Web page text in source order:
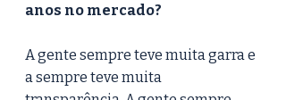
anos no mercado?
A gente sempre teve muita garra e
a sempre teve muita